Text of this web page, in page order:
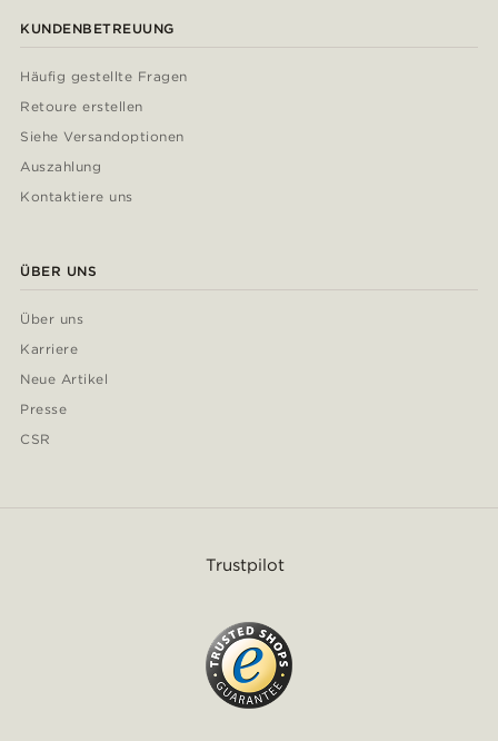
KUNDENBETREUUNG
Häufig gestellte Fragen
Retoure erstellen
Siehe Versandoptionen
Auszahlung
Kontaktiere uns
ÜBER UNS
Über uns
Karriere
Neue Artikel
Presse
CSR
Trustpilot